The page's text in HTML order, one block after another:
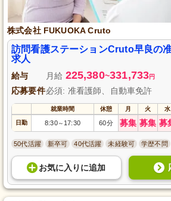
株式会社 FUKUOKA Cruto
訪問看護ステーションCruto早良の
求人
給与 月給 225,380~331,733円
応募要件必須: 准看護師、自動車免許
就業時間 休憩 月 火 水
日勤 8:30～ 17:30 60分 募集 募集 募
50代活躍 新卒可 40代活躍 未経験可 学歴不問
お気に入り に追加